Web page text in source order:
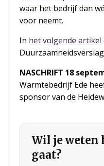
waar het bedrijf dan
voor neemt.
In het volgende artikel
NASCHRIFT 18
Warmtebedrijf Ede
sponsor van de
Wil je weten
gaat?